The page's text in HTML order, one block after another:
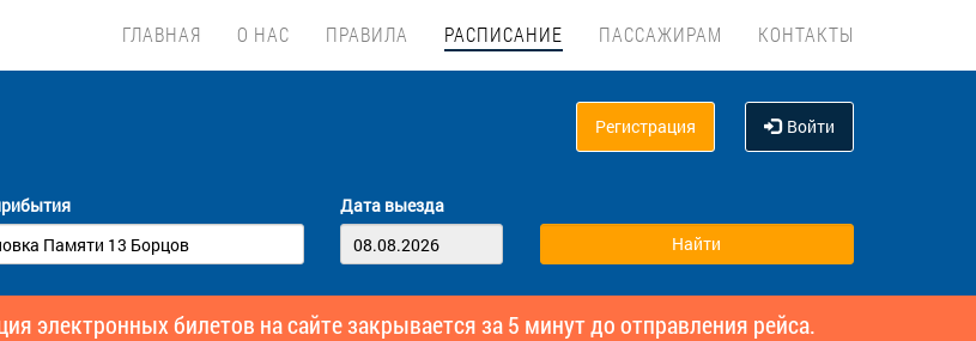
ГЛАВНАЯ О НАС ПРАВИЛА РАСПИСАНИЕ ПАССАЖИРАМ КОНТАКТЫ
Регистрация Войти
Дата выезда
электронных билетов на сайте закрывается за 5 минут до отправления рейса.